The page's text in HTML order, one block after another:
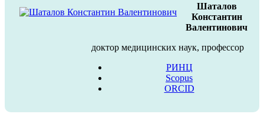
Шаталов
Константин
Валентинович
доктор медицинских наук, профессор
РИНЦ
Scopus
ORCID